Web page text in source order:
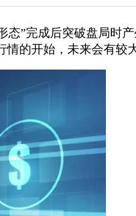
态”完成后突破盘局时
的开始，未来会有较